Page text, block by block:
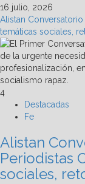
16 julio, 2026
Alistan
temáticas sociales,
4
Destacadas
Fe
Alistan
Periodistas
sociales,